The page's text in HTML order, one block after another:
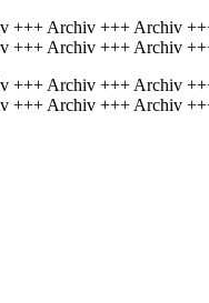
Archiv +++ Archiv
+++ Archiv +++ Archiv
Archiv +++ Archiv
+++ Archiv +++ Archiv